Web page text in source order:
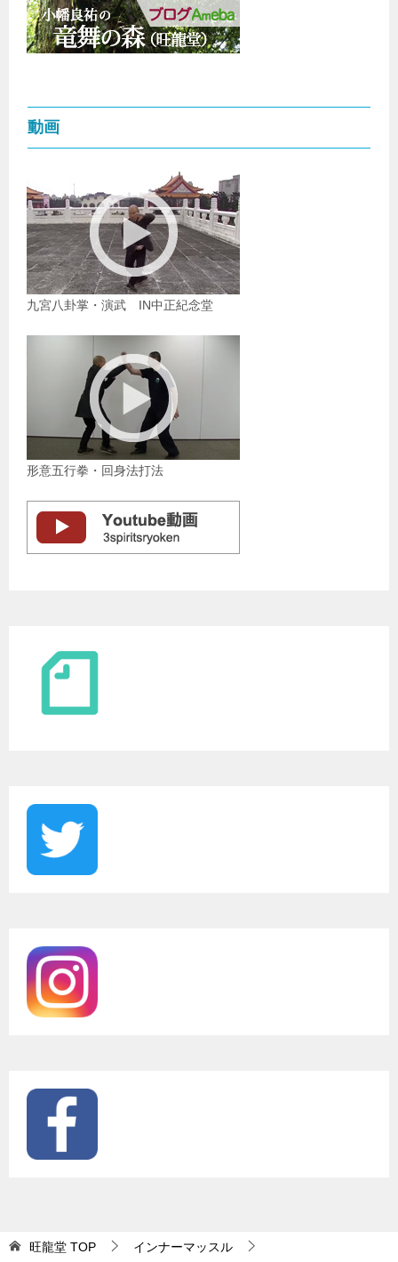
動画
九宮八卦掌・演武 IN中正紀念堂
形意五行拳・回身法打法
旺龍堂 TOP
インナーマッスル